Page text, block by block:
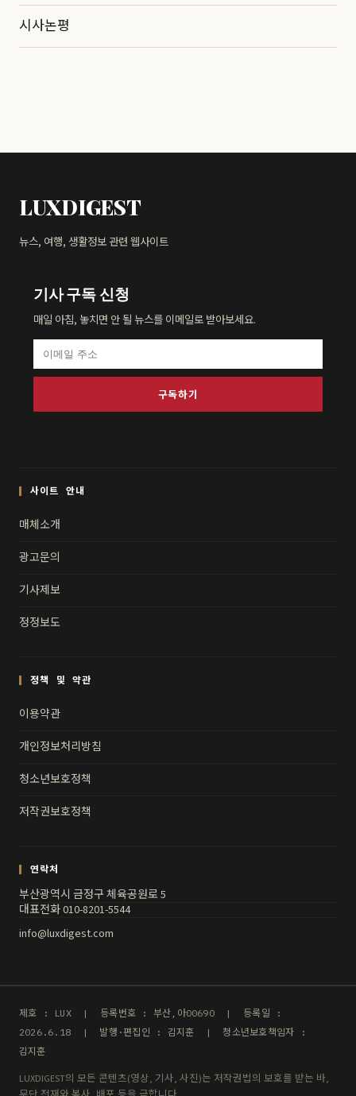
시사논평
LUXDIGEST
뉴스, 여행, 생활정보 관련 웹사이트
기사 구독 신청
매일 아침, 놓치면 안 될 뉴스를 이메일로 받아보세요.
구독하기
사이트 안내
매체소개
광고문의
기사제보
정정보도
정책 및 약관
이용약관
개인정보처리방침
청소년보호정책
저작권보호정책
연락처
부산광역시 금정구 체육공원로 5
대표전화 010-8201-5544
info@luxdigest.com
제호 : LUX | 등록번호 : 부산,아00690 | 등록일 :
2026.6.18 | 발행·편집인 : 김지훈 | 청소년보호책임자 :
김지훈
LUXDIGEST의 모든 콘텐츠(영상, 기사, 사진)는 저작권법의 보호를 받는 바,